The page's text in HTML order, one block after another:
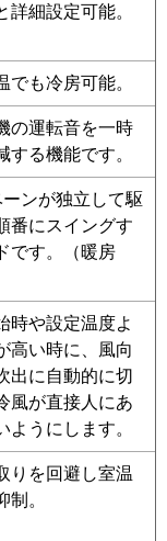
ERMP112EEZ
HRMP112EY
PLZ-
PLZ-
HRMP112EV
PLZ-
PLZ-
ERMP112ELEV
PLZ-
ERMP112ELER
RCI-
GP112RHN4
RCI-GP112RHN3
RCI-GP112RHN2
詳細設定可能。
でも冷房可能。
の運転音を一時
する機能です。
ンが独立して駆
番にスイングす
です。（暖房
時や設定温度よ
高い時に、風向
出に自動的に切
風が直接人にあ
ようにします。
りを回避し室温
制。